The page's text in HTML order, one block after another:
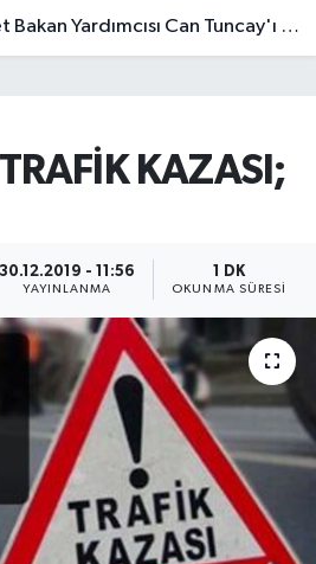
Yardımcısı Can Tuncay'ı ağırladı
KAZASI;
30.12.2019 - 11:56
YAYINLANMA
1 DK
OKUNMA SÜRESI